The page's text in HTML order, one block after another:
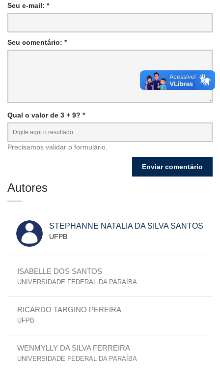
Seu e-mail: *
Seu comentário: *
Qual o valor de 3 + 9? *
Precisamos validar o formulário.
Autores
STEPHANNE NATALIA DA SILVA SANTOS
UFPB
ISABELLE DOS SANTOS
UNIVERSIDADE FEDERAL DA PARAÍBA
RICARDO TARGINO PEREIRA
UFPB
WENMYLLY DA SILVA FERREIRA
UNIVERSIDADE FEDERAL DA PARAÍBA